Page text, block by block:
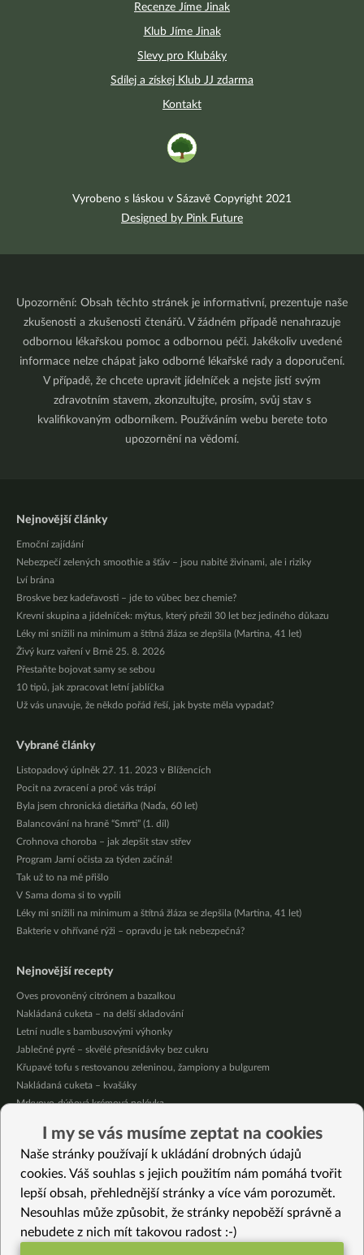
Recenze Jíme Jinak
Klub Jíme Jinak
Slevy pro Klubáky
Sdílej a získej Klub JJ zdarma
Kontakt
Vyrobeno s láskou v Sázavě Copyright 2021
Designed by Pink Future
Upozornění: Obsah těchto stránek je informativní, prezentuje naše
zkušenosti a zkušenosti čtenářů. V žádném případě nenahrazuje
odbornou lékařskou pomoc a odbornou péči. Jakékoliv uvedené
informace nelze chápat jako odborné lékařské rady a doporučení.
V případě, že chcete upravit jídelníček a nejste jistí svým
zdravotním stavem, zkonzultujte, prosím, svůj stav s
kvalifikovaným odborníkem. Používáním webu berete toto
upozornění na vědomí.
Nejnovější články
Emoční zajídání
Nebezpečí zelených smoothie a šťáv – jsou nabité živinami, ale i riziky
Lví brána
Broskve bez kadeřavosti – jde to vůbec bez chemie?
Krevní skupina a jídelníček: mýtus, který přežil 30 let bez jediného důkazu
Léky mi snížili na minimum a štítná žláza se zlepšila (Martina, 41 let)
Živý kurz vaření v Brně 25. 8. 2026
Přestaňte bojovat samy se sebou
10 tipů, jak zpracovat letní jablíčka
Už vás unavuje, že někdo pořád řeší, jak byste měla vypadat?
Vybrané články
Listopadový úplněk 27. 11. 2023 v Blížencích
Pocit na zvracení a proč vás trápí
Byla jsem chronická dietářka (Naďa, 60 let)
Balancování na hraně “Smrti” (1. díl)
Crohnova choroba – jak zlepšit stav střev
Program Jarní očista za týden začíná!
Tak už to na mě přišlo
V Sama doma si to vypili
Léky mi snížili na minimum a štítná žláza se zlepšila (Martina, 41 let)
Bakterie v ohřívané rýži – opravdu je tak nebezpečná?
Nejnovější recepty
Oves provoněný citrónem a bazalkou
Nakládaná cuketa – na delší skladování
Letní nudle s bambusovými výhonky
Jablečné pyré – skvělé přesnídávky bez cukru
Křupavé tofu s restovanou zeleninou, žampiony a bulgurem
Nakládaná cuketa – kvašáky
Mrkvovo-dýňová krémová polévka
Osvěžující čaj s citronovými bylinkami
Nepečený jablečný dort s rybízem
Vybrané recepty
Zeleninové Ikea kuličky (bez masa)
Strouhaný koláč (bezlepkový)
I my se vás musíme zeptat na cookies
Naše stránky používají k ukládání drobných údajů
cookies. Váš souhlas s jejich použitím nám pomáhá tvořit
lepší obsah, přehlednější stránky a více vám porozumět.
Nesouhlas může způsobit, že stránky nepoběží správně a
nebudete z nich mít takovou radost :-)